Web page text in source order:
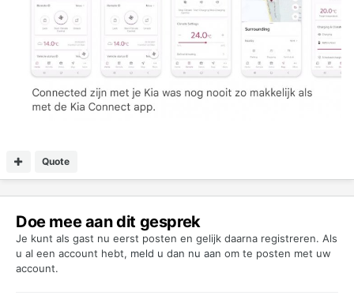
Quote
Doe mee aan dit gesprek
Je kunt als gast nu eerst posten en gelijk daarna registreren. Als
u al een account hebt, meld u dan nu aan om te posten met uw
account.